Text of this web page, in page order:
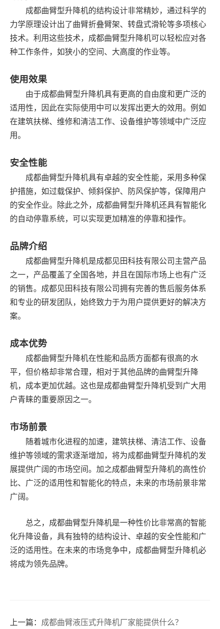
成都曲臂型升降机的结构设计非常精妙，通过科学的
力学原理设计出了曲臂折叠臂架、转盘式滑轮等多项核心
技术。利用这些技术，成都曲臂型升降机可以轻松应对各
种工作条件，如狭小的空间、大高度的作业等。
使用效果
由于成都曲臂型升降机具有更高的自由度和更广泛的
适用性，因此在实际使用中可以发挥出更大的效用。例如
在建筑扶梯、维修和清洁工作、设备维护等领域中广泛应
用。
安全性能
成都曲臂型升降机具有卓越的安全性能，采用多种保
护措施，如过载保护、倾斜保护、防风保护等，保障用户
的安全作业。除此之外，成都曲臂型升降机还具有智能化
的自动停靠系统，可以实现更加精准的停靠和操作。
品牌介绍
成都曲臂型升降机是成都见田科技有限公司主营产品
之一，产品覆盖了全国各地，并且在国际市场上也有广泛
的销售。成都见田科技有限公司拥有完善的售后服务体系
和专业的研发团队，始终致力于为用户提供更好的解决方
案。
成本优势
成都曲臂型升降机在性能和品质方面都有很高的水
平，但价格却非常合理，相对于其他品牌的曲臂型升降
机，成本更加优越。这也是成都曲臂型升降机受到广大用
户青睐的重要原因之一。
市场前景
随着城市化进程的加速，建筑扶梯、清洁工作、设备
维护等领域的需求逐渐增加，将为成都曲臂型升降机的发
展提供广阔的市场空间。加之成都曲臂型升降机的高性价
比、广泛的适用性和智能化的特点，未来的市场前景非常
广阔。
总之，成都曲臂型升降机是一种性价比非常高的智能
化升降设备，具有独特的结构设计、卓越的安全性能和广
泛的适用性。在未来的市场竞争中，成都曲臂型升降机必
将成为领先品牌。
上一篇： 成都曲臂液压式升降机厂家能提供什么？